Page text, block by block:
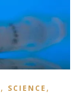
, SCIENCE ,